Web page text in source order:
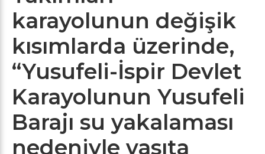
karayolunun değişik
kısımlarda üzerinde,
“Yusufeli-İspir Devlet
Karayolunun Yusufeli
Barajı su yakalaması
nedeniyle vasıta